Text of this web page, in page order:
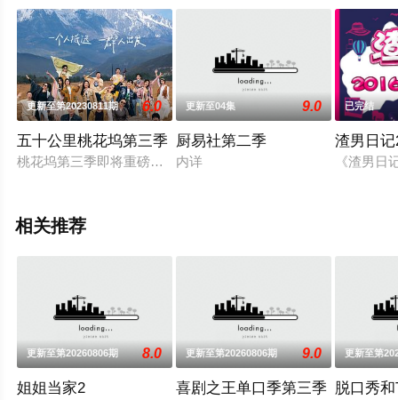
更新至第20230811期 6.0
五十公里桃花坞第三季
桃花坞第三季即将重磅回归！这次坞民们向山而行，拥抱山野
更新至04集 9.0
厨易社第二季
内详
已完结
渣男日记
《渣男
相关推荐
更新至第20260806期 8.0
姐姐当家2
更新至第20260806期 9.0
喜剧之王单口季第三季
更新至第
脱口秀